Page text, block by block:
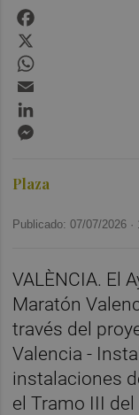
Plaza
Publicado: 07/07/2026 ·
VALÈNCIA. El
Maratón
través del
Valencia -
instalaciones
el Tramo III